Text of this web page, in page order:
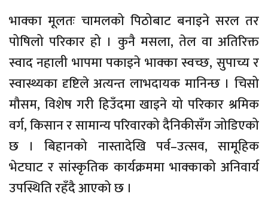
भाक्का मूलतः चामलको पिठोबाट बनाइने सरल तर
पोषिलो परिकार हो । कुनै मसला, तेल वा अतिरिक्त
स्वाद नहाली भापमा पकाइने भाक्का स्वच्छ, सुपाच्य र
स्वास्थ्यका दृष्टिले अत्यन्त लाभदायक मानिन्छ । चिसो
मौसम, विशेष गरी हिउँदमा खाइने यो परिकार श्रमिक
वर्ग, किसान र सामान्य परिवारको दैनिकीसँग जोडिएको
छ । बिहानको नास्तादेखि पर्व–उत्सव, सामूहिक
भेटघाट र सांस्कृतिक कार्यक्रममा भाक्काको अनिवार्य
उपस्थिति रहँदै आएको छ ।